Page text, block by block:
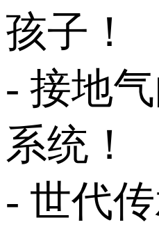
孩子！
- 接地
系统！
- 世代